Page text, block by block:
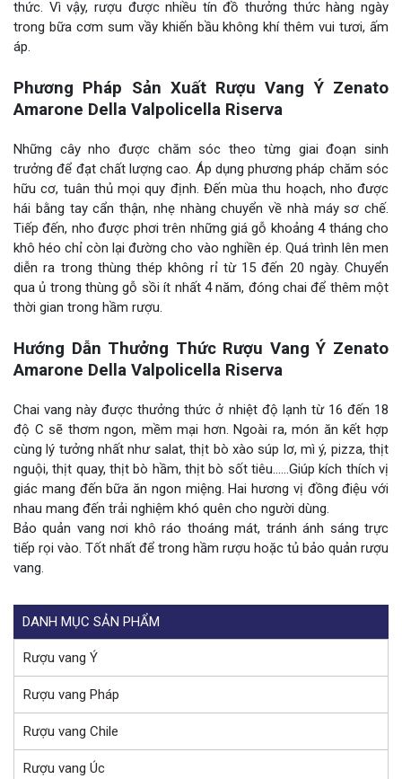
thức. Vì vậy, rượu được nhiều tín đồ thưởng thức hàng ngày
trong bữa cơm sum vầy khiến bầu không khí thêm vui tươi, ấm
áp.
Phương Pháp Sản Xuất Rượu Vang Ý Zenato
Amarone Della Valpolicella Riserva
Những cây nho được chăm sóc theo từng giai đoạn sinh
trưởng để đạt chất lượng cao. Áp dụng phương pháp chăm sóc
hữu cơ, tuân thủ mọi quy định. Đến mùa thu hoạch, nho được
hái bằng tay cẩn thận, nhẹ nhàng chuyển về nhà máy sơ chế.
Tiếp đến, nho được phơi trên những giá gỗ khoảng 4 tháng cho
khô héo chỉ còn lại đường cho vào nghiền ép. Quá trình lên men
diễn ra trong thùng thép không rỉ từ 15 đến 20 ngày. Chuyển
qua ủ trong thùng gỗ sồi ít nhất 4 năm, đóng chai để thêm một
thời gian trong hầm rượu.
Hướng Dẫn Thưởng Thức Rượu Vang Ý Zenato
Amarone Della Valpolicella Riserva
Chai vang này được thưởng thức ở nhiệt độ lạnh từ 16 đến 18
độ C sẽ thơm ngon, mềm mại hơn. Ngoài ra, món ăn kết hợp
cùng lý tưởng nhất như salat, thịt bò xào súp lơ, mì ý, pizza, thịt
nguội, thịt quay, thịt bò hầm, thịt bò sốt tiêu……Giúp kích thích vị
giác mang đến bữa ăn ngon miệng. Hai hương vị đồng điệu với
nhau mang đến trải nghiệm khó quên cho người dùng.
Bảo quản vang nơi khô ráo thoáng mát, tránh ánh sáng trực
tiếp rọi vào. Tốt nhất để trong hầm rượu hoặc tủ bảo quản rượu
vang.
DANH MỤC SẢN PHẨM
Rượu vang Ý
Rượu vang Pháp
Rượu vang Chile
Rượu vang Úc